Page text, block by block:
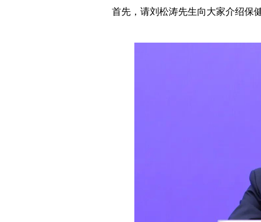
首先，请刘松涛先生向大家介绍保